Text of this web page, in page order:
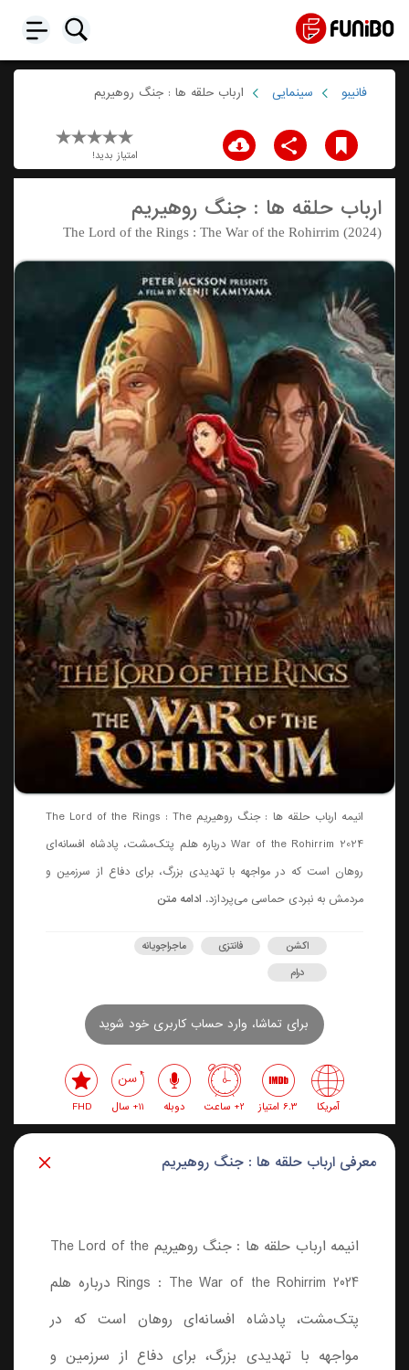
فانیبو سینمایی ارباب حلقه ها : جنگ روهیریم
امتیاز بدید!
ارباب حلقه ها : جنگ روهیریم
The Lord of the Rings : The War of the Rohirrim (2024)
انیمه ارباب حلقه ها : جنگ روهیریم The Lord of the Rings : The
War of the Rohirrim 2024 درباره هلم پتک‌مشت، پادشاه افسانه‌ای
روهان است که در مواجهه با تهدیدی بزرگ، برای دفاع از سرزمین و
مردمش به نبردی حماسی می‌پردازد. ادامه متن
اکشن فانتزی
ماجراجویانه
درام
برای تماشا، وارد حساب کاربری خود شوید
آمریکا 6.3 امتیاز 2+ ساعت دوبله 11+ سال FHD
معرفی ارباب حلقه ها : جنگ روهیریم
انیمه ارباب حلقه ها : جنگ روهیریم The Lord of the
Rings : The War of the Rohirrim 2024 درباره هلم
پتک‌مشت، پادشاه افسانه‌ای روهان است که در
مواجهه با تهدیدی بزرگ، برای دفاع از سرزمین و